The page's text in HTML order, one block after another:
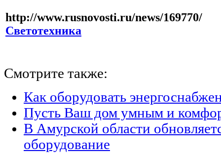
http://www.rusnovosti.ru/news/169770/
Светотехника
Смотрите также:
Как оборудовать
Пусть Ваш дом умным и
В Амурской области
оборудование